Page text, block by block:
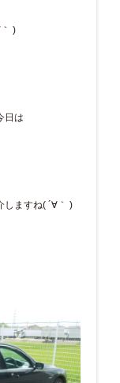
)
日は
しますね( ´∀｀ )